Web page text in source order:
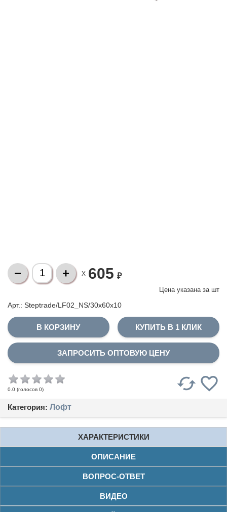
X 605 ₽
Цена указана за шт
Арт.: Steptrade/LF02_NS/30x60x10
КУПИТЬ В 1 КЛИК
ЗАПРОСИТЬ ОПТОВУЮ ЦЕНУ
0.0 (голосов 0)
Категория: Лофт
ХАРАКТЕРИСТИКИ
ОПИСАНИЕ
ВОПРОС-ОТВЕТ
ВИДЕО